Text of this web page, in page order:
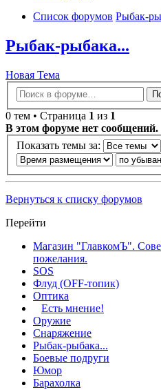
Список форумов Рыбак-
Рыбак-рыбака...
Новая Тема
0 тем • Страница 1 из 1
В этом форуме нет сообщений.
Показать темы за:
Вернуться к списку форумов
Перейти
Магазин "ГлавкомЪ".
пожелания.
SOS
Флуд (OFF-топик)
Оптика
Есть мнение!
Оружие
Снаряжение
Рыбак-рыбака...
Боевые подруги
Юмор
Барахолка